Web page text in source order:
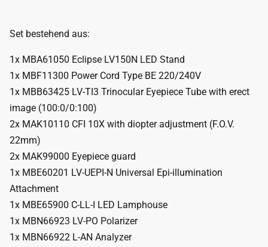
Set bestehend aus:
1x MBA61050 Eclipse LV150N LED Stand
1x MBF11300 Power Cord Type BE 220/240V
1x MBB63425 LV-TI3 Trinocular Eyepiece Tube with erect
image (100:0/0:100)
2x MAK10110 CFI 10X with diopter adjustment (F.O.V.
22mm)
2x MAK99000 Eyepiece guard
1x MBE60201 LV-UEPI-N Universal Epi-illumination
Attachment
1x MBE65900 C-LL-I LED Lamphouse
1x MBN66923 LV-PO Polarizer
1x MBN66922 L-AN Analyzer